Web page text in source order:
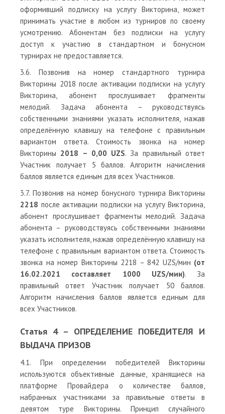
оформивший подписку на услугу Викторина, может
принимать участие в любом из турниров по своему
усмотрению. Абонентам без подписки на услугу
доступ к участию в стандартном и бонусном
турнирах не предоставляется.
3.6. Позвонив на номер стандартного турнира
Викторины 2018 после активации подписки на услугу
Викторина, абонент прослушивает фрагменты
мелодий. Задача абонента – руководствуясь
собственными знаниями указать исполнителя, нажав
определённую клавишу на телефоне с правильным
вариантом ответа. Стоимость звонка на номер
Викторины 2018 – 0,00 UZS. За правильный ответ
Участник получает 5 баллов. Алгоритм начисления
баллов является единым для всех Участников.
3.7. Позвонив на номер бонусного турнира Викторины
2218 после активации подписки на услугу Викторина,
абонент прослушивает фрагменты мелодий. Задача
абонента – руководствуясь собственными знаниями
указать исполнителя, нажав определённую клавишу на
телефоне с правильным вариантом ответа. Стоимость
звонка на номер Викторины 2218 – 842 UZS/мин (от
16.02.2021 составляет 1000 UZS/мин). За
правильный ответ Участник получает 50 баллов.
Алгоритм начисления баллов является единым для
всех Участников.
Статья 4 – ОПРЕДЕЛЕНИЕ ПОБЕДИТЕЛЯ И
ВЫДАЧА ПРИЗОВ
4.1. При определении победителей Викторины
используются объективные данные, хранящиеся на
платформе Провайдера о количестве баллов,
набранных участниками за правильные ответы в
девятом туре Викторины. Принцип случайного